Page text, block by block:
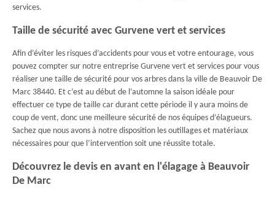
services.
Taille de sécurité avec Gurvene vert et services
Afin d’éviter les risques d’accidents pour vous et votre entourage, vous
pouvez compter sur notre entreprise Gurvene vert et services pour vous
réaliser une taille de sécurité pour vos arbres dans la ville de Beauvoir De
Marc 38440. Et c’est au début de l’automne la saison idéale pour
effectuer ce type de taille car durant cette période il y aura moins de
coup de vent, donc une meilleure sécurité de nos équipes d’élagueurs.
Sachez que nous avons à notre disposition les outillages et matériaux
nécessaires pour que l’intervention soit une réussite totale.
Découvrez le devis en avant en l'élagage à Beauvoir
De Marc